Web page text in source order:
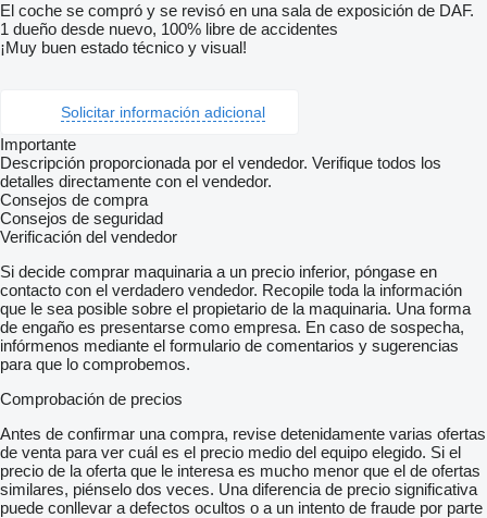
El coche se compró y se revisó en una sala de exposición de DAF.
1 dueño desde nuevo, 100% libre de accidentes
¡Muy buen estado técnico y visual!
Solicitar información adicional
Importante
Descripción proporcionada por el vendedor. Verifique todos los
detalles directamente con el vendedor.
Consejos de compra
Consejos de seguridad
Verificación del vendedor
Si decide comprar maquinaria a un precio inferior, póngase en
contacto con el verdadero vendedor. Recopile toda la información
que le sea posible sobre el propietario de la maquinaria. Una forma
de engaño es presentarse como empresa. En caso de sospecha,
infórmenos mediante el formulario de comentarios y sugerencias
para que lo comprobemos.
Comprobación de precios
Antes de confirmar una compra, revise detenidamente varias ofertas
de venta para ver cuál es el precio medio del equipo elegido. Si el
precio de la oferta que le interesa es mucho menor que el de ofertas
similares, piénselo dos veces. Una diferencia de precio significativa
puede conllevar a defectos ocultos o a un intento de fraude por parte